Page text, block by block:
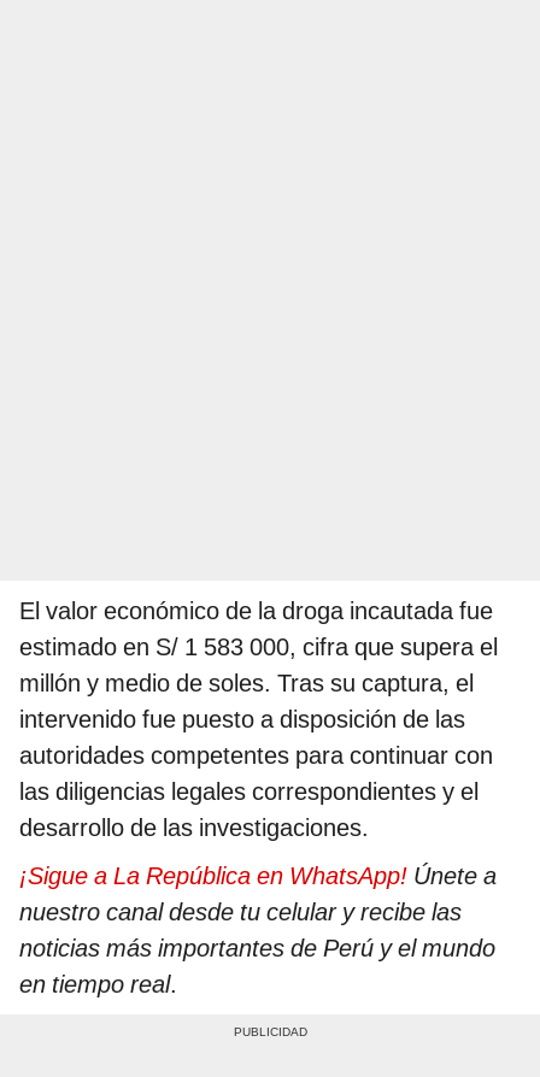
El valor económico de la droga incautada fue
estimado en S/ 1 583 000, cifra que supera el
millón y medio de soles. Tras su captura, el
intervenido fue puesto a disposición de las
autoridades competentes para continuar con
las diligencias legales correspondientes y el
desarrollo de las investigaciones.
¡Sigue a La República en WhatsApp! Únete a
nuestro canal desde tu celular y recibe las
noticias más importantes de Perú y el mundo
en tiempo real.